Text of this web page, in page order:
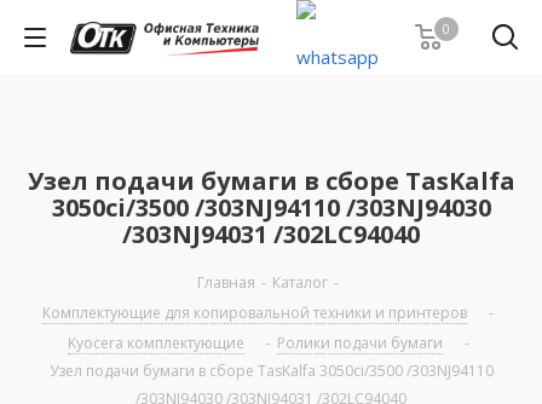
0
Узел подачи бумаги в сборе TasKalfa
3050ci/3500 /303NJ94110 /303NJ94030
/303NJ94031 /302LC94040
Главная - Каталог -
Комплектующие для копировальной техники и принтеров
-
Kyocera комплектующие
- Ролики подачи бумаги
-
Узел подачи бумаги в сборе TasKalfa 3050ci/3500 /303NJ94110
/303NJ94030 /303NJ94031 /302LC94040